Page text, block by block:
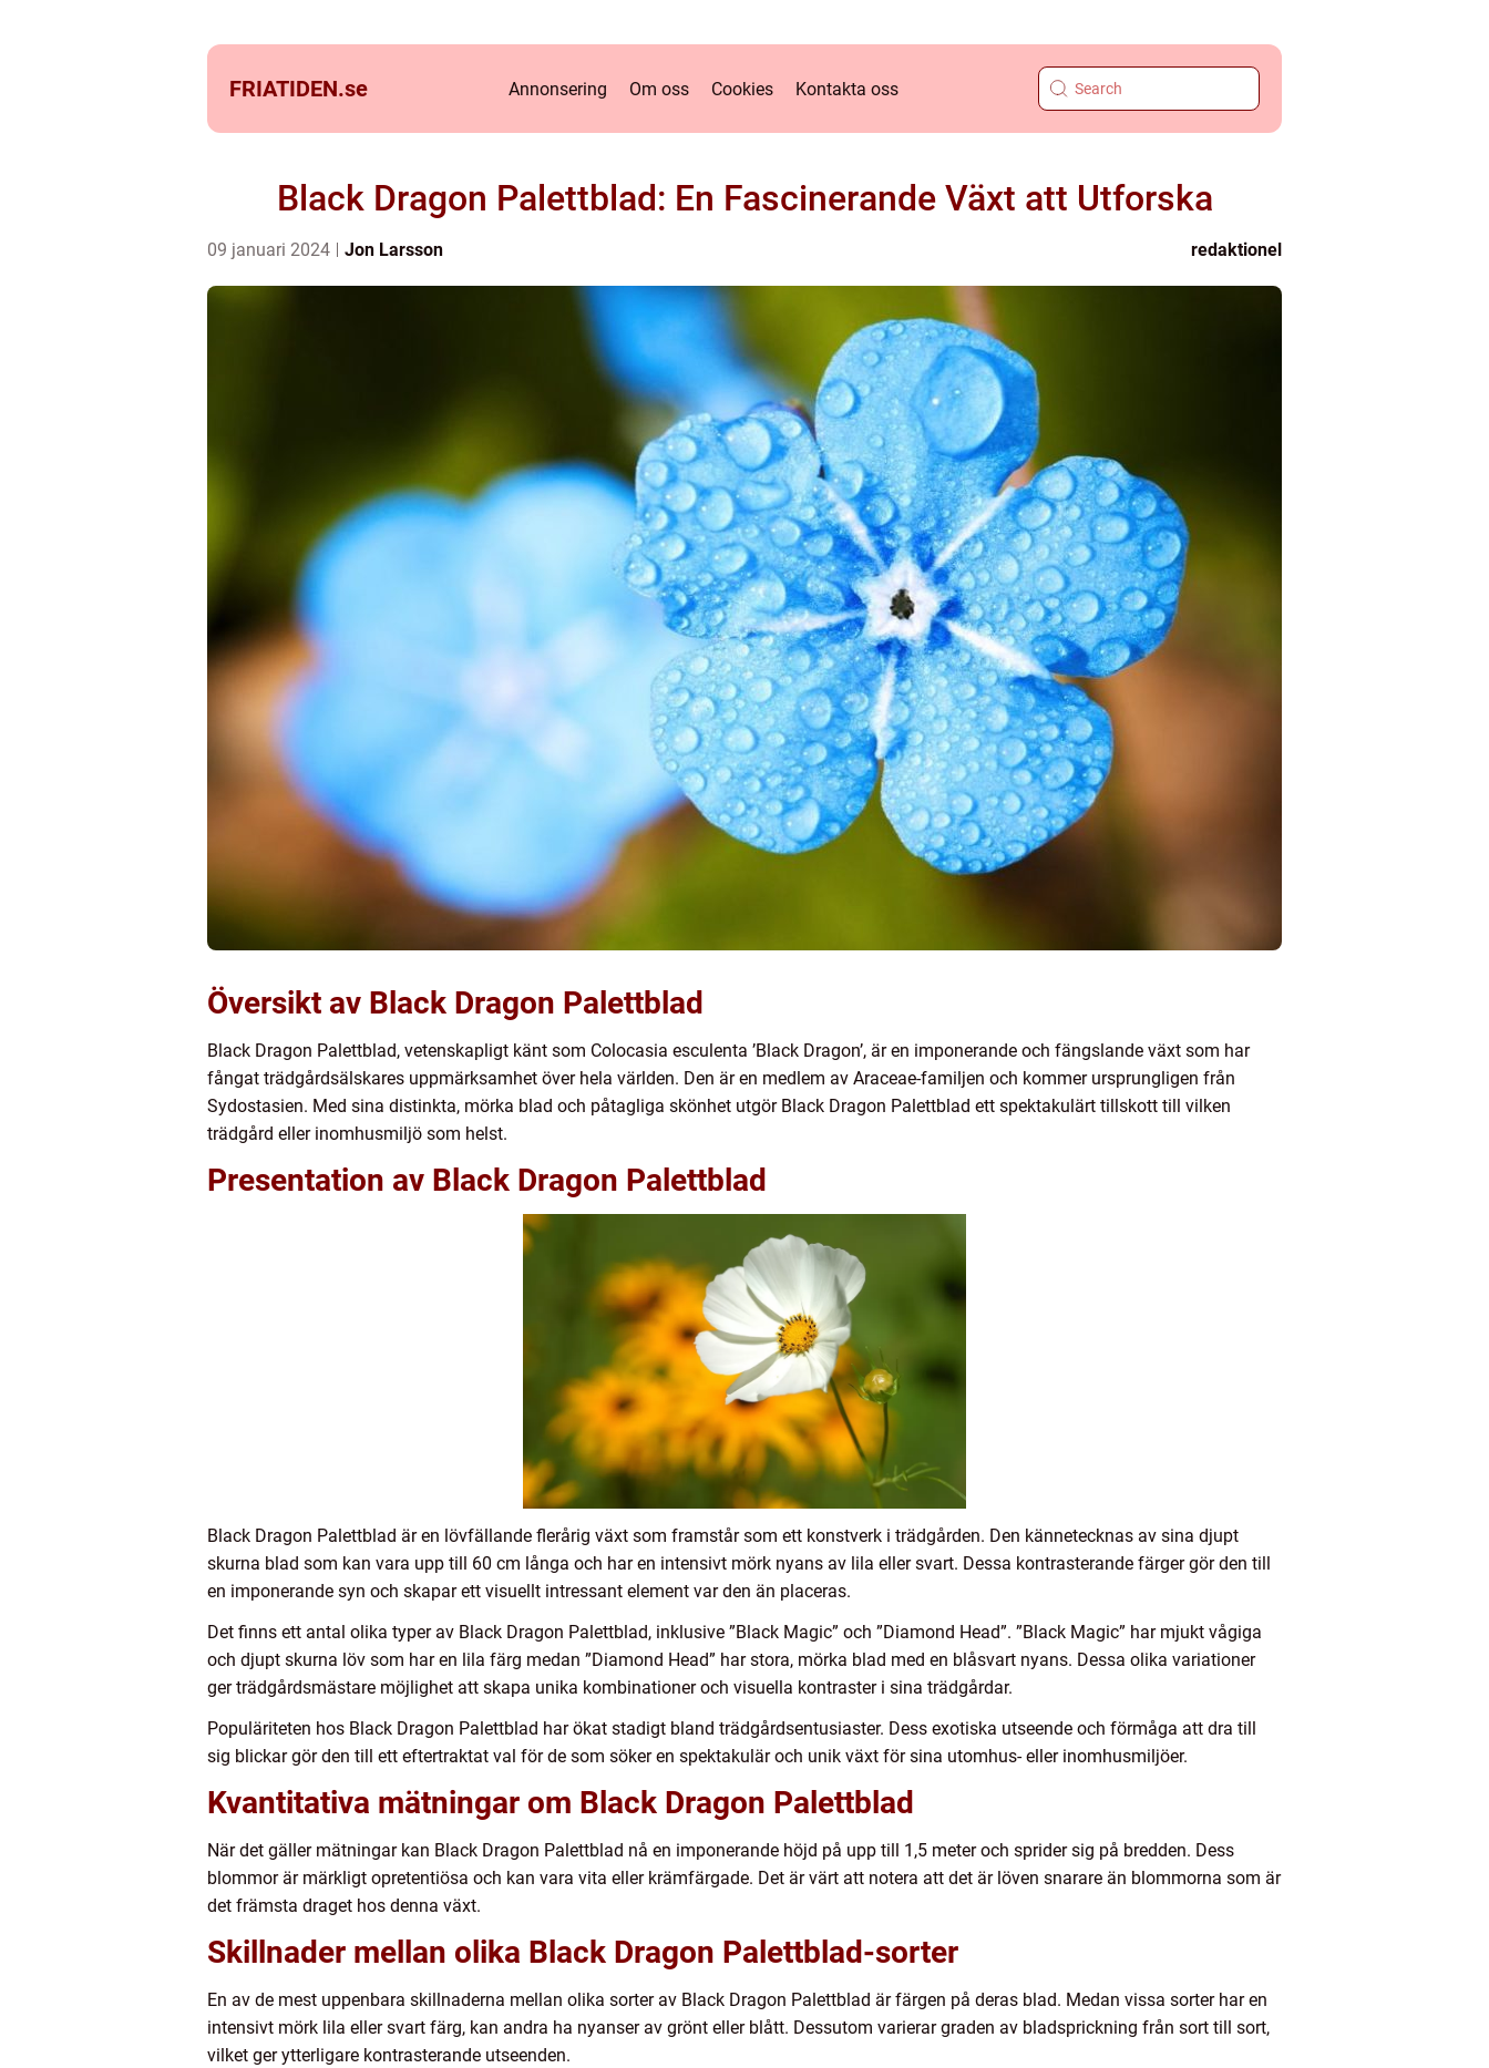
FRIATIDEN.se Annonsering Om oss Cookies Kontakta oss
Black Dragon Palettblad: En Fascinerande Växt att Utforska
09 januari 2024 Jon Larsson redaktionel
Översikt av Black Dragon Palettblad
Black Dragon Palettblad, vetenskapligt känt som Colocasia esculenta ’Black Dragon’, är en imponerande och fängslande växt som har
fångat trädgårdsälskares uppmärksamhet över hela världen. Den är en medlem av Araceae-familjen och kommer ursprungligen från
Sydostasien. Med sina distinkta, mörka blad och påtagliga skönhet utgör Black Dragon Palettblad ett spektakulärt tillskott till vilken
trädgård eller inomhusmiljö som helst.
Presentation av Black Dragon Palettblad
Black Dragon Palettblad är en lövfällande flerårig växt som framstår som ett konstverk i trädgården. Den kännetecknas av sina djupt
skurna blad som kan vara upp till 60 cm långa och har en intensivt mörk nyans av lila eller svart. Dessa kontrasterande färger gör den till
en imponerande syn och skapar ett visuellt intressant element var den än placeras.
Det finns ett antal olika typer av Black Dragon Palettblad, inklusive ”Black Magic” och ”Diamond Head”. ”Black Magic” har mjukt vågiga
och djupt skurna löv som har en lila färg medan ”Diamond Head” har stora, mörka blad med en blåsvart nyans. Dessa olika variationer
ger trädgårdsmästare möjlighet att skapa unika kombinationer och visuella kontraster i sina trädgårdar.
Populäriteten hos Black Dragon Palettblad har ökat stadigt bland trädgårdsentusiaster. Dess exotiska utseende och förmåga att dra till
sig blickar gör den till ett eftertraktat val för de som söker en spektakulär och unik växt för sina utomhus- eller inomhusmiljöer.
Kvantitativa mätningar om Black Dragon Palettblad
När det gäller mätningar kan Black Dragon Palettblad nå en imponerande höjd på upp till 1,5 meter och sprider sig på bredden. Dess
blommor är märkligt opretentiösa och kan vara vita eller krämfärgade. Det är värt att notera att det är löven snarare än blommorna som är
det främsta draget hos denna växt.
Skillnader mellan olika Black Dragon Palettblad-sorter
En av de mest uppenbara skillnaderna mellan olika sorter av Black Dragon Palettblad är färgen på deras blad. Medan vissa sorter har en
intensivt mörk lila eller svart färg, kan andra ha nyanser av grönt eller blått. Dessutom varierar graden av bladsprickning från sort till sort,
vilket ger ytterligare kontrasterande utseenden.